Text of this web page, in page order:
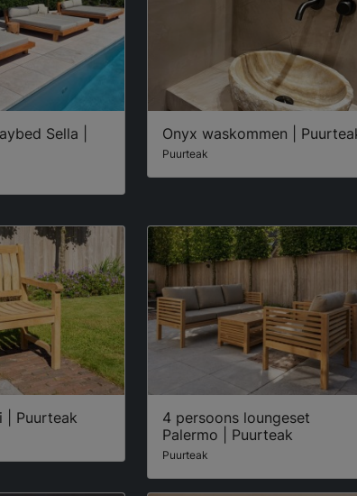
Sella |
Onyx waskommen |
Puurteak
| Puurteak
4 persoons loungeset
Palermo | Puurteak
Puurteak